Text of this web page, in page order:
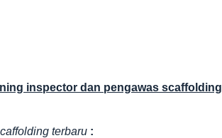
inspector dan pengawas scaffolding
terbaru :